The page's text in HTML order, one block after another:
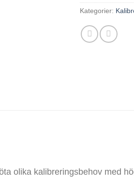
Kategorier:
olika kalibreringsbehov med